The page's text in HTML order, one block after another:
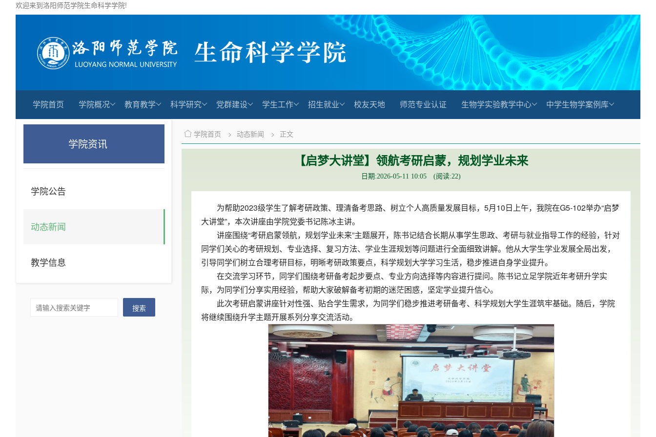
欢迎来到洛阳师范学院生命科学学院!
学院首页 学院概况 教育教学 科学研究 党群建设 学生工作 招生就业 校友天地 师范专业认证 生物学实验教学中心 中学生物学案例库
学院资讯
学院公告
动态新闻
教学信息
搜索
学院首页 > 动态新闻 > 正文
【启梦大讲堂】领航考研启蒙，规划学业未来
日期:2026-05-11 10:05 (阅读:22)
为帮助2023级学生了解考研政策、理清备考思路、树立个人高质量发展目标，5月10日上午，我院在G5-102举办“启梦
大讲堂”，本次讲座由学院党委书记陈冰主讲。
讲座围绕“考研启蒙领航，规划学业未来”主题展开，陈书记结合长期从事学生思政、考研与就业指导工作的经验，针对
同学们关心的考研规划、专业选择、复习方法、学业生涯规划等问题进行全面细致讲解。他从大学生学业发展全局出发，
引导同学们树立合理考研目标，明晰考研政策要点，科学规划大学学习生活，稳步推进自身学业提升。
在交流学习环节，同学们围绕考研备考起步要点、专业方向选择等内容进行提问。陈书记立足学院近年考研升学实
际，为同学们分享实用经验，帮助大家破解备考初期的迷茫困惑，坚定学业提升信心。
此次考研启蒙讲座针对性强、贴合学生需求，为同学们稳步推进考研备考、科学规划大学生涯筑牢基础。随后，学院
将继续围绕升学主题开展系列分享交流活动。